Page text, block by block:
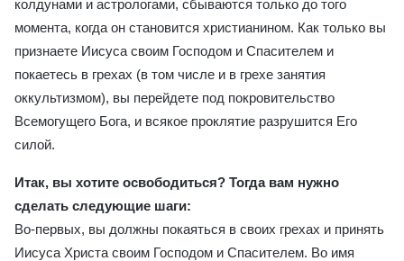
колдунами и астрологами, сбываются только до того
момента, когда он становится христианином. Как только вы
признаете Иисуса своим Господом и Спасителем и
покаетесь в грехах (в том числе и в грехе занятия
оккультизмом), вы перейдете под покровительство
Всемогущего Бога, и всякое проклятие разрушится Его
силой.
Итак, вы хотите освободиться? Тогда вам нужно
сделать следующие шаги:
Во-первых, вы должны покаяться в своих грехах и принять
Иисуса Христа своим Господом и Спасителем. Во имя